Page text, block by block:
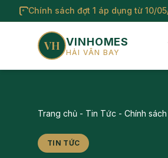
Chính sách đợt 1 áp dụng từ 10/
VH VINHOMES
HẢI VÂN BAY
Trang chủ - Tin Tức - Chính
TIN TỨC